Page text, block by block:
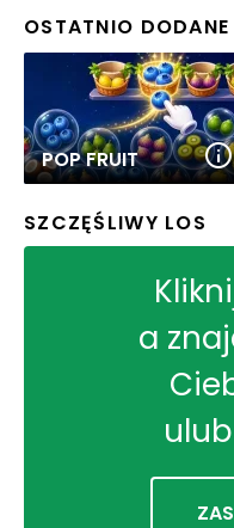
OSTATNIO DODANE
POP FRUIT
SZCZĘŚLIWY LOS
a